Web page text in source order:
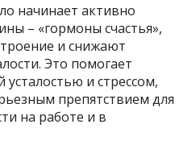
начинает активно
– «гормоны счастья»,
и снижают
Это помогает
усталостью и стрессом,
препятствием для
на работе и в